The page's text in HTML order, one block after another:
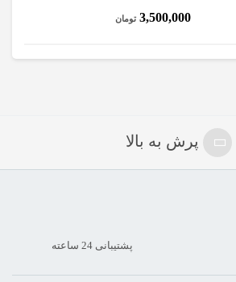
3,500,000 تومان
پرش به بالا
پشتیبانی 24 ساعته